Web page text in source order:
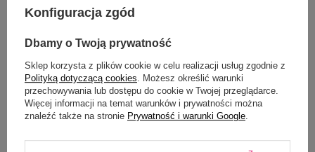
Konfiguracja zgód
Dbamy o Twoją prywatność
Sklep korzysta z plików cookie w celu realizacji usług zgodnie z
Polityką dotyczącą cookies . Możesz określić warunki
przechowywania lub dostępu do cookie w Twojej przeglądarce.
Więcej informacji na temat warunków i prywatności można
znaleźć także na stronie Prywatność i warunki Google